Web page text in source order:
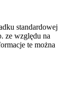
standardowej
ze względu na
te można